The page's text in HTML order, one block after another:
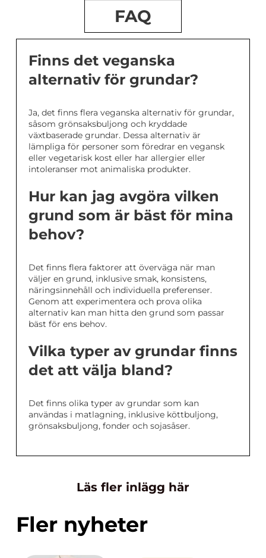
FAQ
Finns det veganska
alternativ för grundar?
Ja, det finns flera veganska alternativ för grundar,
såsom grönsaksbuljong och kryddade
växtbaserade grundar. Dessa alternativ är
lämpliga för personer som föredrar en vegansk
eller vegetarisk kost eller har allergier eller
intoleranser mot animaliska produkter.
Hur kan jag avgöra vilken
grund som är bäst för mina
behov?
Det finns flera faktorer att överväga när man
väljer en grund, inklusive smak, konsistens,
näringsinnehåll och individuella preferenser.
Genom att experimentera och prova olika
alternativ kan man hitta den grund som passar
bäst för ens behov.
Vilka typer av grundar finns
det att välja bland?
Det finns olika typer av grundar som kan
användas i matlagning, inklusive köttbuljong,
grönsaksbuljong, fonder och sojasåser.
Läs fler inlägg här
Fler nyheter